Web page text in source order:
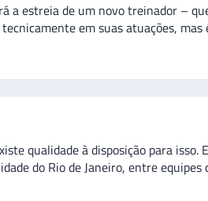
a estreia de um novo treinador –
em suas atuações,
qualidade à disposição para isso.
do Rio de Janeiro, entre equipes